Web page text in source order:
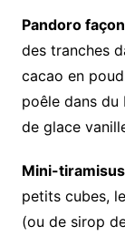
Pandoro
des tranches
cacao en
poêle dans du
de glace
Mini-
petits cubes,
(ou de sirop